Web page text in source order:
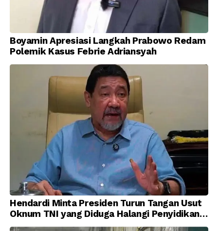
Boyamin Apresiasi Langkah Prabowo Redam
Polemik Kasus Febrie Adriansyah
Hendardi Minta Presiden Turun Tangan Usut
Oknum TNI yang Diduga Halangi Penyidikan
Korupsi